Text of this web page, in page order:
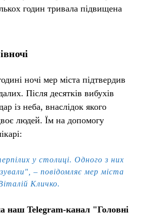
годин тривала підвищена
ночі мер міста підтвердив
Після десятків вибухів
із неба, внаслідок якого
людей. Їм на допомогу
у столиці. Одного з них
– повідомляє мер міста
Кличко.
наш Telegram-канал "Головні